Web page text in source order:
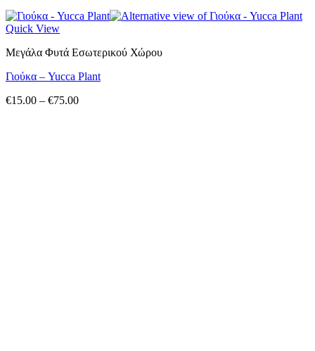
Quick View
Μεγάλα Φυτά Εσωτερικού Χώρου
Γιούκα – Yucca Plant
€15.00 – €75.00Price